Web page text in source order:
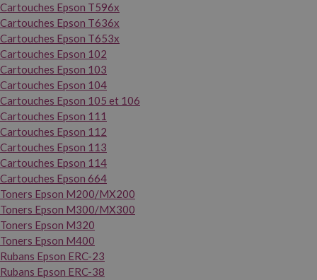
Cartouches Epson T596x
Cartouches Epson T636x
Cartouches Epson T653x
Cartouches Epson 102
Cartouches Epson 103
Cartouches Epson 104
Cartouches Epson 105 et 106
Cartouches Epson 111
Cartouches Epson 112
Cartouches Epson 113
Cartouches Epson 114
Cartouches Epson 664
Toners Epson M200/MX200
Toners Epson M300/MX300
Toners Epson M320
Toners Epson M400
Rubans Epson ERC-23
Rubans Epson ERC-38